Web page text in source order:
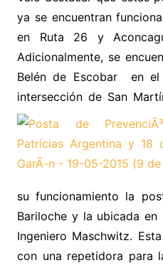
ya se encuentran
en Ruta 26 y
Adicionalmente, se
Belén de Escobar en
intersección de San
su funcionamiento la
Bariloche y la ubicada
Ingeniero Maschwitz.
con una repetidora para